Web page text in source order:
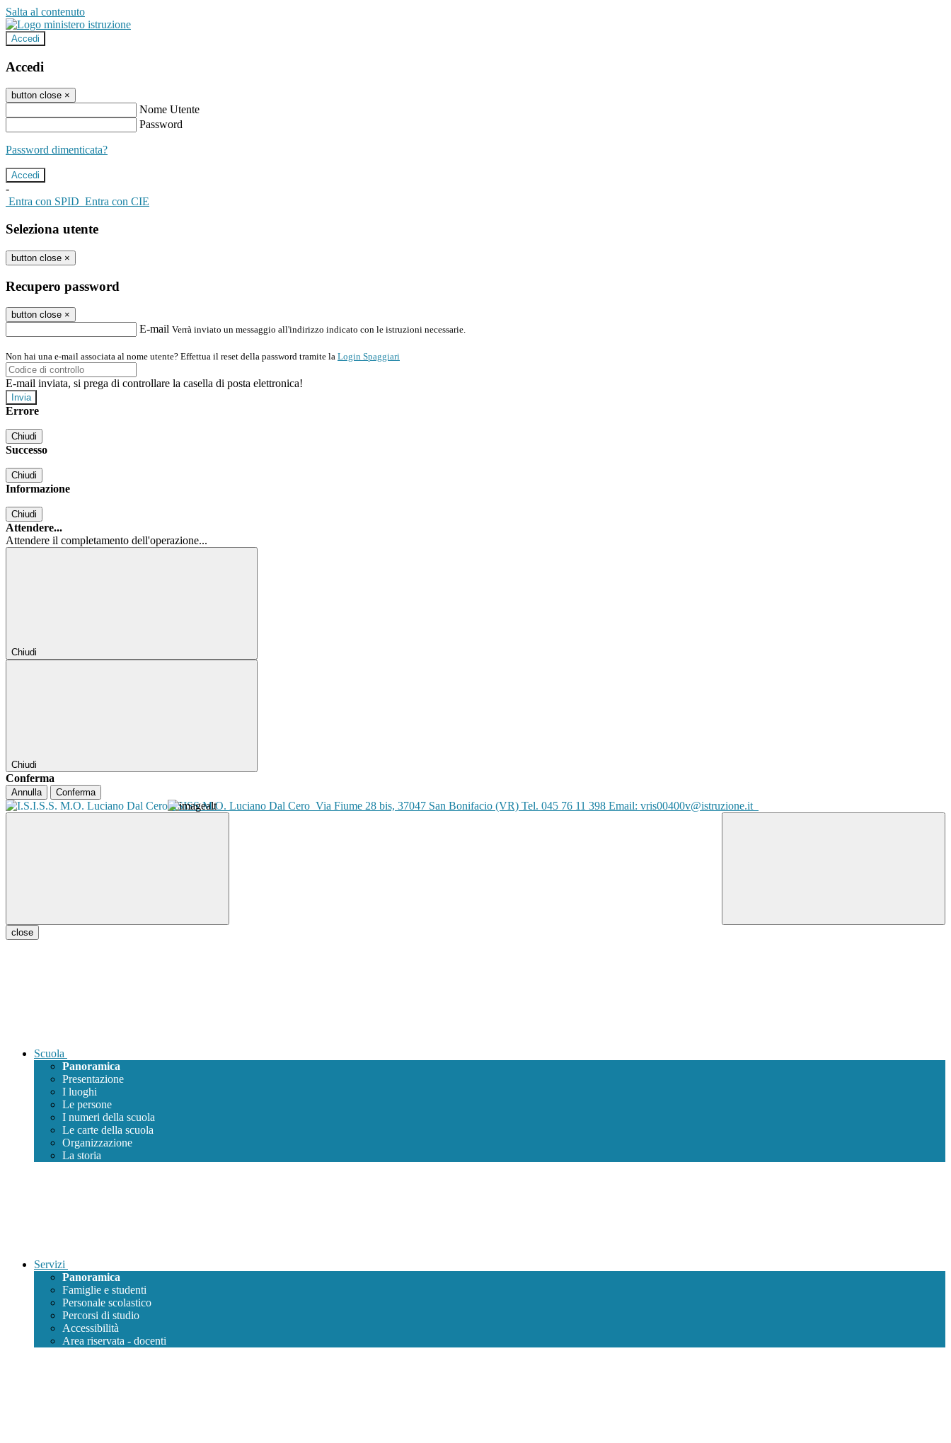
Salta al contenuto
Accedi
Accedi
button close ×
Nome Utente
Password
Password dimenticata?
-
Entra con SPID Entra con CIE
Seleziona utente
button close ×
Recupero password
button close ×
E-mail Verrà inviato un messaggio all'indirizzo indicato con le istruzioni necessarie.
Non hai una e-mail associata al nome utente? Effettua il reset della password tramite la Login Spaggiari
E-mail inviata, si prega di controllare la casella di posta elettronica!
Errore
Chiudi
Successo
Chiudi
Informazione
Chiudi
Attendere...
Attendere il completamento dell'operazione...
Chiudi
Chiudi
Conferma
Annulla Conferma
ISISS M.O. Luciano Dal Cero Via Fiume 28 bis, 37047 San Bonifacio (VR) Tel. 045 76 11 398 Email: vris00400v@istruzione.it
close
Scuola
Panoramica
Presentazione
I luoghi
Le persone
I numeri della scuola
Le carte della scuola
Organizzazione
La storia
Servizi
Panoramica
Famiglie e studenti
Personale scolastico
Percorsi di studio
Accessibilità
Area riservata - docenti